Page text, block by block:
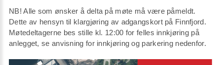
NB! Alle som ønsker å delta på møte må være påmeldt.
Dette av hensyn til klargjøring av adgangskort på Finnfjord.
Møtedeltagerne bes stille kl. 12:00 for felles innkjøring på
anlegget, se anvisning for innkjøring og parkering nedenfor.